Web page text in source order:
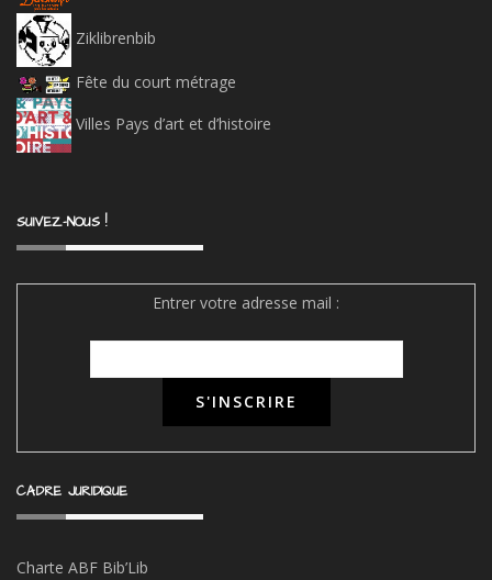
Ziklibrenbib
Fête du court métrage
Villes Pays d’art et d’histoire
SUIVEZ-NOUS !
Entrer votre adresse mail :
CADRE JURIDIQUE
Charte ABF Bib’Lib